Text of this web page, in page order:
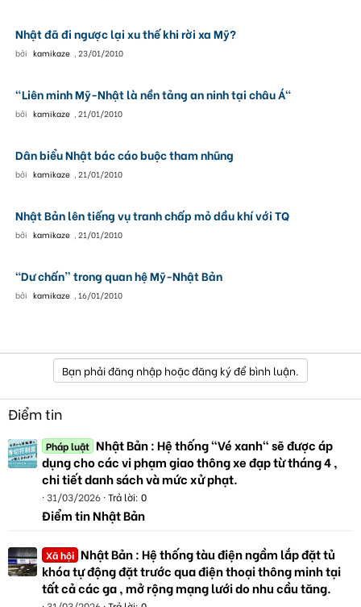
Nhật đã đi ngược lại xu thế khi rời xa Mỹ?
bởi kamikaze , 23/01/2010
"Liên minh Mỹ-Nhật là nền tảng an ninh tại châu Á"
bởi kamikaze , 21/01/2010
Dân biểu Nhật bác cáo buộc tham nhũng
bởi kamikaze , 21/01/2010
Nhật Bản lên tiếng vụ tranh chấp mỏ dầu khí với TQ
bởi kamikaze , 21/01/2010
“Dư chấn” trong quan hệ Mỹ-Nhật Bản
bởi kamikaze , 16/01/2010
Bạn phải đăng nhập hoặc đăng ký để bình luận.
Điểm tin
Pháp luật Nhật Bản : Hệ thống "Vé xanh" sẽ được áp
dụng cho các vi phạm giao thông xe đạp từ tháng 4 ,
chi tiết danh sách và mức xử phạt.
31/03/2026 Trả lời: 0
Điểm tin Nhật Bản
Xã hội Nhật Bản : Hệ thống tàu điện ngầm lắp đặt tủ
khóa tự động đặt trước qua điện thoại thông minh tại
tất cả các ga , mở rộng mạng lưới do nhu cầu tăng.